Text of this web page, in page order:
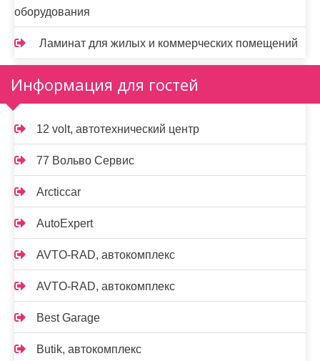
оборудования
Ламинат для жилых и коммерческих помещений
Информация для гостей
12 volt, автотехнический центр
77 Вольво Сервис
Arcticcar
AutoExpert
AVTO-RAD, автокомплекс
AVTO-RAD, автокомплекс
Best Garage
Butik, автокомплекс